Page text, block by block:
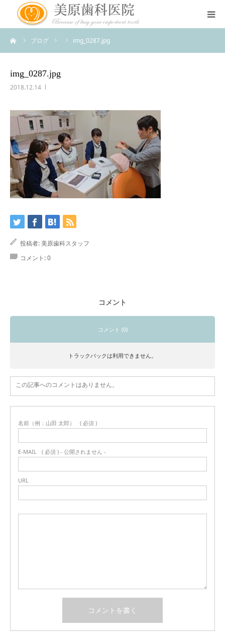
ブログ img_0287.jpg
img_0287.jpg
2018.12.14
投稿者:美原歯科スタッフ
コメント:0
コメント
コメント (0)
トラックバックは利用できません。
この記事へのコメントはありません。
名前（例：山田 太郎） ( 必須 )
E-MAIL ( 必須 ) - 公開されません -
URL
医院のコンセプト
診療案内
アクセス
スタッフ紹介
スタッフブログ